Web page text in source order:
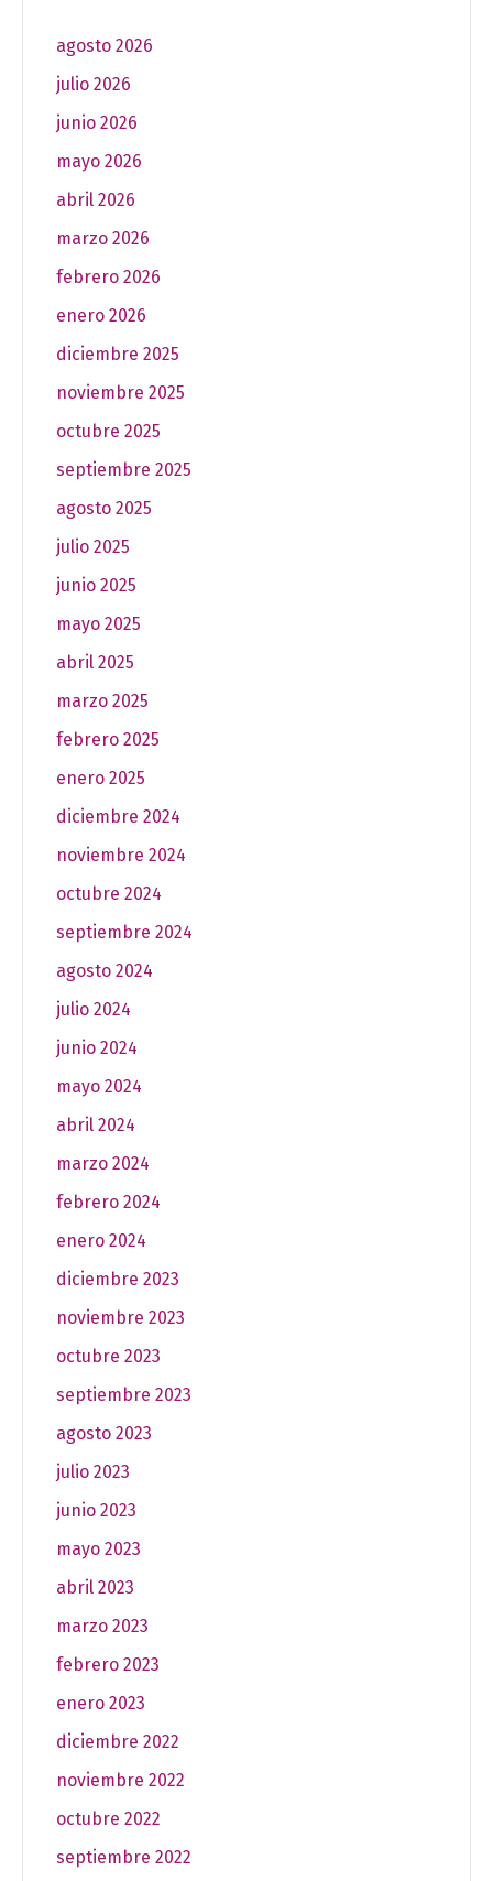
agosto 2026
julio 2026
junio 2026
mayo 2026
abril 2026
marzo 2026
febrero 2026
enero 2026
diciembre 2025
noviembre 2025
octubre 2025
septiembre 2025
agosto 2025
julio 2025
junio 2025
mayo 2025
abril 2025
marzo 2025
febrero 2025
enero 2025
diciembre 2024
noviembre 2024
octubre 2024
septiembre 2024
agosto 2024
julio 2024
junio 2024
mayo 2024
abril 2024
marzo 2024
febrero 2024
enero 2024
diciembre 2023
noviembre 2023
octubre 2023
septiembre 2023
agosto 2023
julio 2023
junio 2023
mayo 2023
abril 2023
marzo 2023
febrero 2023
enero 2023
diciembre 2022
noviembre 2022
octubre 2022
septiembre 2022